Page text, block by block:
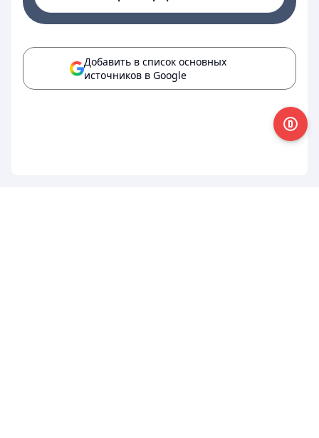
Добавить в список основных
источников в Google